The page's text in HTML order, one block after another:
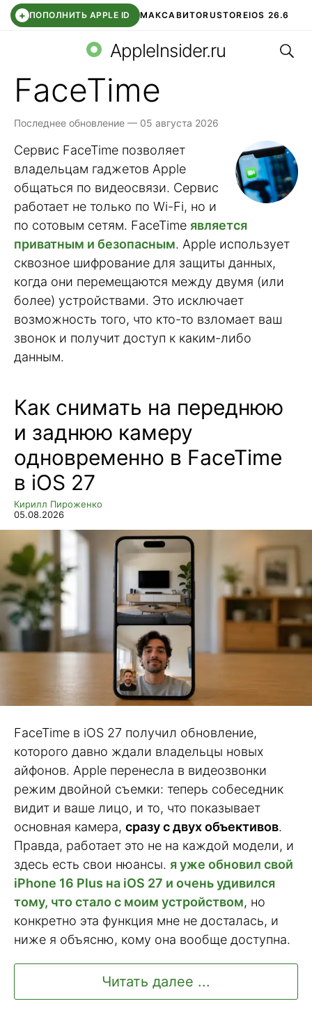
+ ПОПОЛНИТЬ APPLE ID МАКСАВИТОRUSTOREIOS 26.6
СБЕР КИДС ВТБ ОНЛАЙН ЧАТ В ROBLOX
AppleInsider.ru
FaceTime
Последнее обновление — 05 августа 2026
Сервис FaceTime позволяет
владельцам гаджетов Apple
общаться по видеосвязи. Сервис
работает не только по Wi-Fi, но и
по сотовым сетям. FaceTime является
приватным и безопасным. Apple использует
сквозное шифрование для защиты данных,
когда они перемещаются между двумя (или
более) устройствами. Это исключает
возможность того, что кто-то взломает ваш
звонок и получит доступ к каким-либо
данным.
Как снимать на переднюю
и заднюю камеру
одновременно в FaceTime
в iOS 27
Кирилл Пироженко
05.08.2026
FaceTime в iOS 27 получил обновление,
которого давно ждали владельцы новых
айфонов. Apple перенесла в видеозвонки
режим двойной съемки: теперь собеседник
видит и ваше лицо, и то, что показывает
основная камера, сразу с двух объективов.
Правда, работает это не на каждой модели, и
здесь есть свои нюансы. я уже обновил свой
iPhone 16 Plus на iOS 27 и очень удивился
тому, что стало с моим устройством, но
конкретно эта функция мне не досталась, и
ниже я объясню, кому она вообще доступна.
Читать далее ...